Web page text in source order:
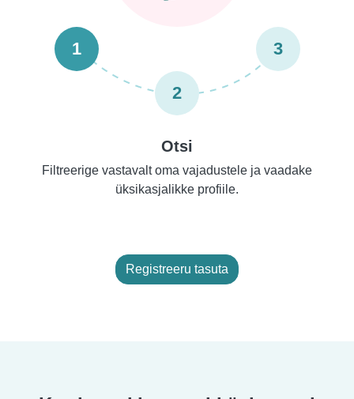
1
2
3
Otsi
Filtreerige vastavalt oma vajadustele ja vaadake
üksikasjalikke profiile.
Registreeru tasuta